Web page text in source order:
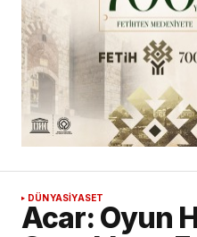
DÜNYASİYASET
Acar: Oyun